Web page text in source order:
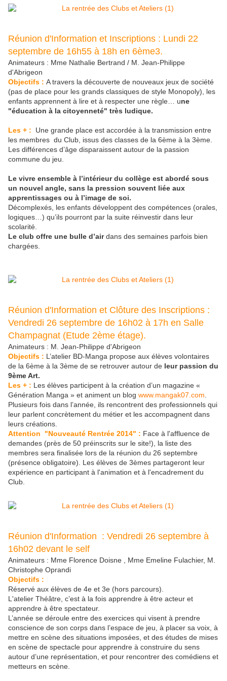
Réunion d'Information et Inscriptions : Lundi 22
septembre de 16h55 à 18h en 6ème3.
Animateurs : Mme Nathalie Bertrand / M. Jean-Philippe
d'Abrigeon
Objectifs : A travers la découverte de nouveaux jeux de société
(pas de place pour les grands classiques de style Monopoly), les
enfants apprennent à lire et à respecter une règle… une
"éducation à la citoyenneté" très ludique.
Les + :
Une grande place est accordée à la transmission entre
les membres du Club, issus des classes de la 6ème à la 3ème.
Les différences d’âge disparaissent autour de la passion
commune du jeu.
Le vivre ensemble à l’intérieur du collège est abordé sous
un nouvel angle, sans la pression souvent liée aux
apprentissages ou à l’image de soi.
Décomplexés, les enfants développent des compétences (orales,
logiques…) qu’ils pourront par la suite réinvestir dans leur
scolarité.
Le club offre une bulle d’airdans des semaines parfois bien
chargées.
Réunion d'Information et Clôture des Inscriptions :
Vendredi 26 septembre de 16h02 à 17h en Salle
Champagnat (Etude 2ème étage).
Animateurs : M. Jean-Philippe d'Abrigeon
Objectifs : L’atelier BD-Manga propose aux élèves volontaires
de la 6ème à la 3ème de se retrouver autour de leur passion du
9ème Art.
Les + : Les élèves participent à la création d’un magazine «
Génération Manga » et animent un blog www.mangak07.com
Plusieurs fois dans l’année, ils rencontrent des professionnels qui
leur parlent concrètement du métier et les accompagnent dans
leurs créations.
Attention "Nouveauté Rentrée 2014" : Face à l'affluence de
demandes (près de 50 préinscrits sur le site!), la liste des
membres sera finalisée lors de la réunion du 26 septembre
(présence obligatoire). Les élèves de 3èmes partageront leur
expérience en participant à l'animation et à l'encadrement du
Club.
Réunion d'Information : Vendredi 26 septembre à
16h02 devant le self
Animateurs : Mme Florence Doisne , Mme Emeline Fulachier, M.
Christophe Oprandi
Objectifs :
Réservé aux élèves de 4e et 3e (hors parcours).
L'atelier Théâtre, c’est à la fois apprendre à être acteur et
apprendre à être spectateur.
L’année se déroule entre des exercices qui visent à prendre
conscience de son corps dans l’espace de jeu, à placer sa voix, à
mettre en scène des situations imposées, et des études de mises
en scène de spectacle pour apprendre à construire du sens
autour d’une représentation, et pour rencontrer des comédiens et
metteurs en scène.